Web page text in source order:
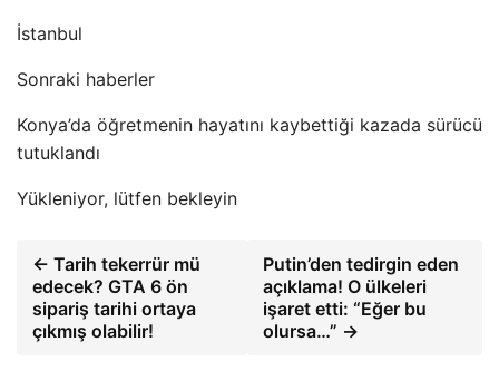
İstanbul
Sonraki haberler
Konya’da öğretmenin hayatını kaybettiği kazada sürücü
tutuklandı
Yükleniyor, lütfen bekleyin
← Tarih tekerrür mü
edecek? GTA 6 ön
sipariş tarihi ortaya
çıkmış olabilir!
Putin’den tedirgin eden
açıklama! O ülkeleri
işaret etti: “Eğer bu
olursa…” →